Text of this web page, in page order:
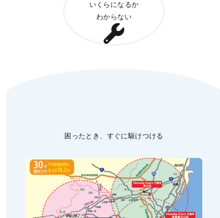
いくらになるか
わからない
困ったとき、すぐに駆けつける